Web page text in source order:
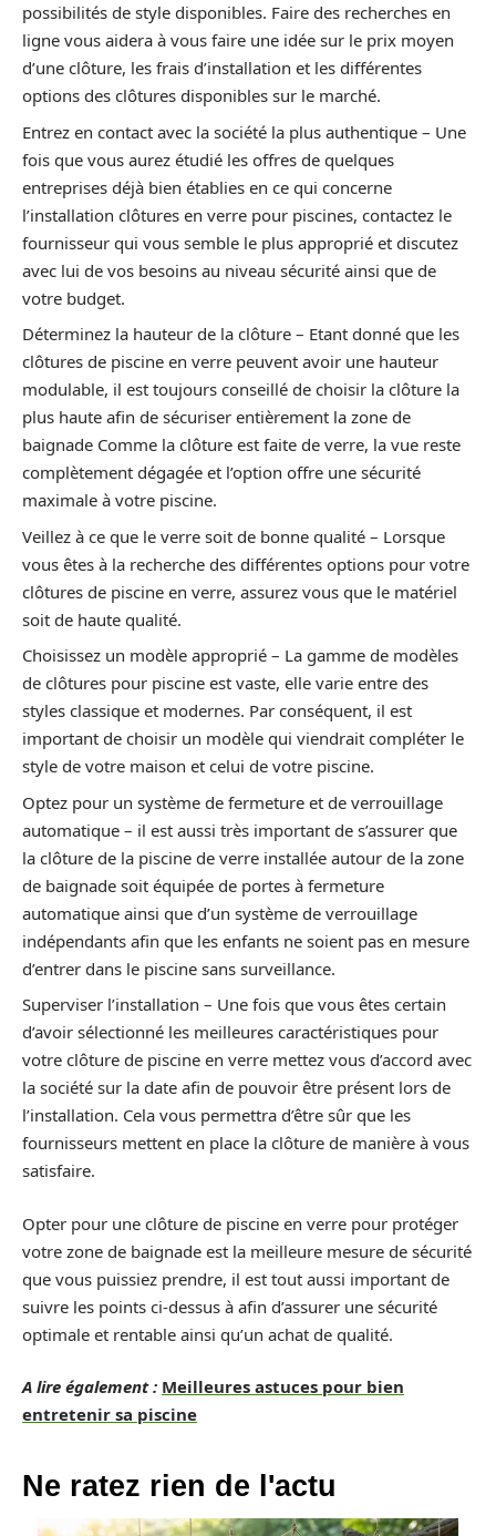
possibilités de style disponibles. Faire des recherches en
ligne vous aidera à vous faire une idée sur le prix moyen
d’une clôture, les frais d’installation et les différentes
options des clôtures disponibles sur le marché.
Entrez en contact avec la société la plus authentique – Une
fois que vous aurez étudié les offres de quelques
entreprises déjà bien établies en ce qui concerne
l’installation clôtures en verre pour piscines, contactez le
fournisseur qui vous semble le plus approprié et discutez
avec lui de vos besoins au niveau sécurité ainsi que de
votre budget.
Déterminez la hauteur de la clôture – Etant donné que les
clôtures de piscine en verre peuvent avoir une hauteur
modulable, il est toujours conseillé de choisir la clôture la
plus haute afin de sécuriser entièrement la zone de
baignade Comme la clôture est faite de verre, la vue reste
complètement dégagée et l’option offre une sécurité
maximale à votre piscine.
Veillez à ce que le verre soit de bonne qualité – Lorsque
vous êtes à la recherche des différentes options pour votre
clôtures de piscine en verre, assurez vous que le matériel
soit de haute qualité.
Choisissez un modèle approprié – La gamme de modèles
de clôtures pour piscine est vaste, elle varie entre des
styles classique et modernes. Par conséquent, il est
important de choisir un modèle qui viendrait compléter le
style de votre maison et celui de votre piscine.
Optez pour un système de fermeture et de verrouillage
automatique – il est aussi très important de s’assurer que
la clôture de la piscine de verre installée autour de la zone
de baignade soit équipée de portes à fermeture
automatique ainsi que d’un système de verrouillage
indépendants afin que les enfants ne soient pas en mesure
d’entrer dans le piscine sans surveillance.
Superviser l’installation – Une fois que vous êtes certain
d’avoir sélectionné les meilleures caractéristiques pour
votre clôture de piscine en verre mettez vous d’accord avec
la société sur la date afin de pouvoir être présent lors de
l’installation. Cela vous permettra d’être sûr que les
fournisseurs mettent en place la clôture de manière à vous
satisfaire.
Opter pour une clôture de piscine en verre pour protéger
votre zone de baignade est la meilleure mesure de sécurité
que vous puissiez prendre, il est tout aussi important de
suivre les points ci-dessus à afin d’assurer une sécurité
optimale et rentable ainsi qu’un achat de qualité.
A lire également : Meilleures astuces pour bien
entretenir sa piscine
Ne ratez rien de l'actu